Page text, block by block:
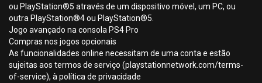
ou PlayStation®5 através de um dispositivo móvel, um PC, ou
outra PlayStation®4 ou PlayStation®5.
Jogo avançado na consola PS4 Pro
Compras nos jogos opcionais
As funcionalidades online necessitam de uma conta e estão
sujeitas aos termos de serviço (playstationnetwork.com/terms-
of-service), à política de privacidade